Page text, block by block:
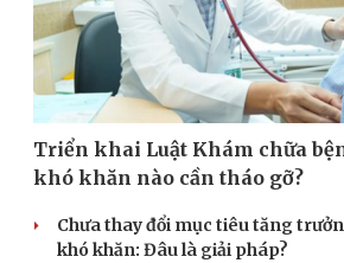
Triển khai Luật Khám chữa
khó khăn nào cần tháo gỡ?
Chưa thay đổi mục tiêu tăng
khó khăn: Đâu là giải pháp?